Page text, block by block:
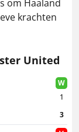
om Haaland
krachten
United
W
1
3